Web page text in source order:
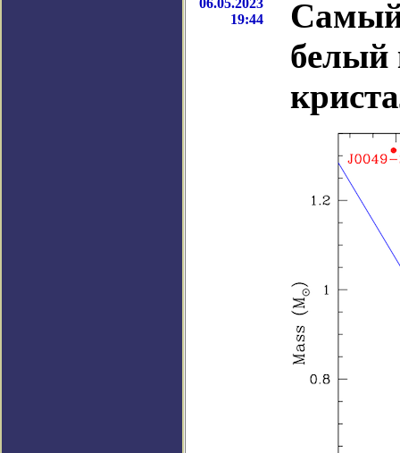
06.05.2023
19:44
белый